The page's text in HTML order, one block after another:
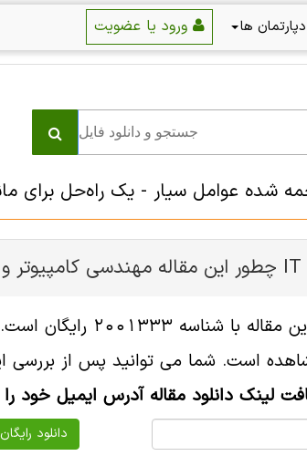
دپارتمان ها
شده عوامل سیار - یک راه‌حل برای
است. شما می توانید پس از بررسی
لینک دانلود مقاله آدرس ایمیل خود